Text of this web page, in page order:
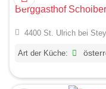
Berggasthof Schoiber
4400 St. Ulrich bei
Art der Küche: